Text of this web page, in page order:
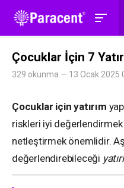
Çocuklar İçin 7
329 okunma — 13 Ocak 2025
Çocuklar için yatırım
riskleri iyi
netleştirmek önemlidir.
değerlendirebileceği